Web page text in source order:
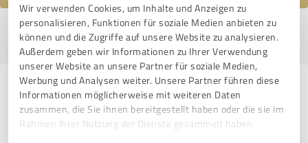
Wir verwenden Cookies, um Inhalte und Anzeigen zu
personalisieren, Funktionen für soziale Medien anbieten zu
können und die Zugriffe auf unsere Website zu analysieren.
Außerdem geben wir Informationen zu Ihrer Verwendung
unserer Website an unsere Partner für soziale Medien,
Werbung und Analysen weiter. Unsere Partner führen diese
Informationen möglicherweise mit weiteren Daten
zusammen, die Sie ihnen bereitgestellt haben oder die sie im
Rahmen Ihrer Nutzung der Dienste gesammelt haben.
Profil aktiv seit 15.03.2019 | Letzte Aktualisierung: 02.08.2026
melden
Erfahrungen zu weiteren
Anbietern aus dem Bereich
Handwerk